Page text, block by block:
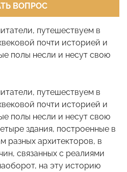
ВОПРОС
путешествуем в
почти историей и
полы несли и несут свою
путешествуем в
почти историей и
полы несли и несут свою
здания, построенные в
разных архитекторов, в
связанных с реалиями
на эту историю